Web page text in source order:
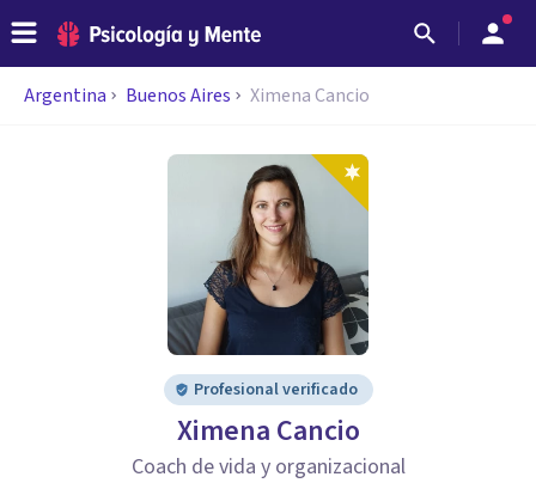
Argentina Buenos Aires Ximena Cancio
Profesional verificado
Ximena Cancio
Coach de vida y organizacional